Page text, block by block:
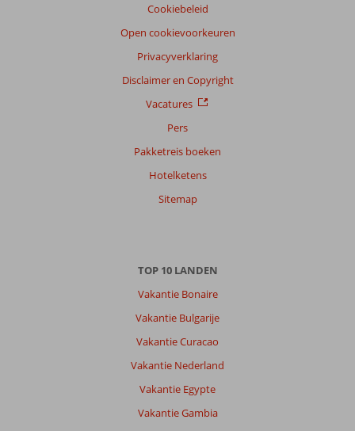
Cookiebeleid
Open cookievoorkeuren
Privacyverklaring
Disclaimer en Copyright
Vacatures
Pers
Pakketreis boeken
Hotelketens
Sitemap
TOP 10 LANDEN
Vakantie Bonaire
Vakantie Bulgarije
Vakantie Curacao
Vakantie Nederland
Vakantie Egypte
Vakantie Gambia